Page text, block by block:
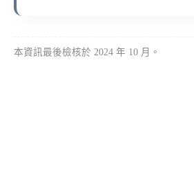
本資訊最後檢核於 2024 年 10 月。